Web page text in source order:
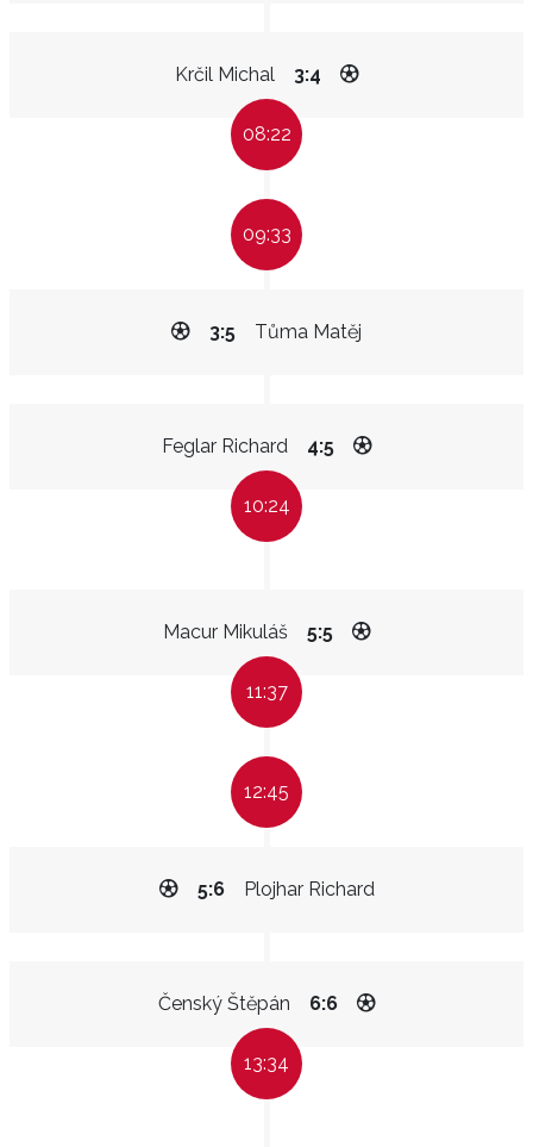
Krčil Michal 3:4
08:22
09:33
Tůma Matěj
3:5
Feglar Richard 4:5
10:24
Macur Mikuláš 5:5
11:37
12:45
Plojhar Richard
5:6
Čenský Štěpán 6:6
13:34